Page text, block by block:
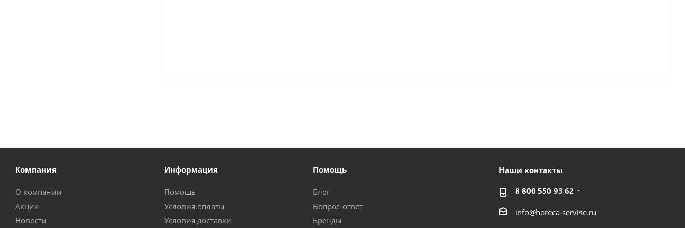
Компания
О компании
Акции
Новости
Информация
Помощь
Условия оплаты
Условия доставки
Помощь
Блог
Вопрос-ответ
Бренды
Наши контакты
8 800 550 93 62
info@horeca-servise.ru